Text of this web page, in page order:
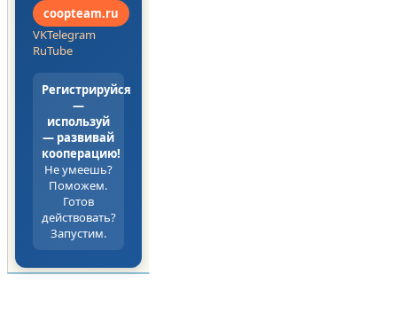
coopteam.ru
VKTelegram
RuTube
Регистрируйся
—
используй
— развивай
кооперацию!
Не умеешь?
Поможем.
Готов
действовать?
Запустим.